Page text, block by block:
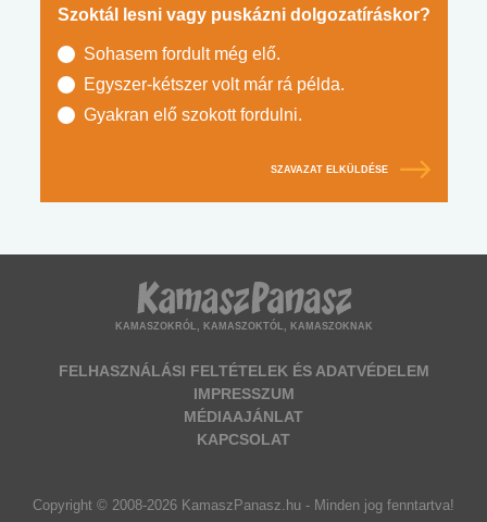
Szoktál lesni vagy puskázni dolgozatíráskor?
Sohasem fordult még elő.
Egyszer-kétszer volt már rá példa.
Gyakran elő szokott fordulni.
SZAVAZAT ELKÜLDÉSE
KAMASZOKRÓL, KAMASZOKTÓL, KAMASZOKNAK
FELHASZNÁLÁSI FELTÉTELEK ÉS ADATVÉDELEM
IMPRESSZUM
MÉDIAAJÁNLAT
KAPCSOLAT
Copyright © 2008-2026 KamaszPanasz.hu - Minden jog fenntartva!